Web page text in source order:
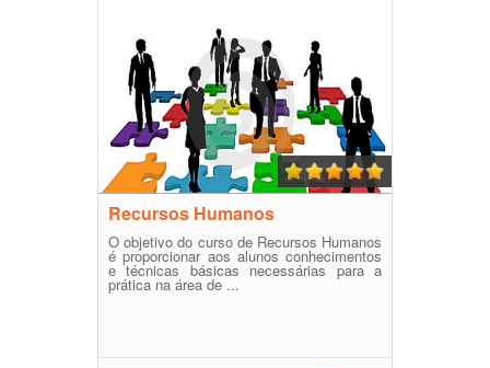
Recursos Humanos
O objetivo do curso de Recursos Humanos
é proporcionar aos alunos conhecimentos
e técnicas básicas necessárias para a
prática na área de ...